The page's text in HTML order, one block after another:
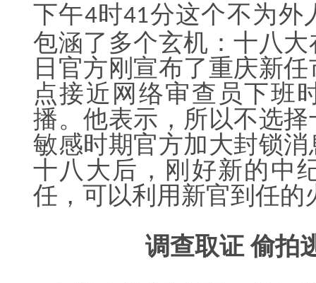
下午4时41分这个不为外
包涵了多个玄机：十八
日官方刚宣布了重庆新
点接近网络审查员下班
播。他表示，所以不选
敏感时期官方加大封锁
十八大后，刚好新的中
任，可以利用新官到任的
调查取证 偷拍